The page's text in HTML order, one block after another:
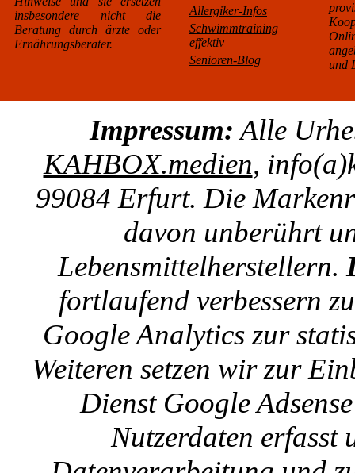
insbesondere nicht die
Beratung durch ärzte oder
Ernährungsberater.
Allergiker-Infos
Schwimmtraining
effektiv
Senioren-Blog
und
Impressum: Alle
KAHBOX.medien,
99084 Erfurt. Die
davon unberührt
Lebensmittelherstellern.
fortlaufend verbessern
Google Analytics zur
Weiteren setzen wir zur
Dienst Google
Nutzerdaten erfasst